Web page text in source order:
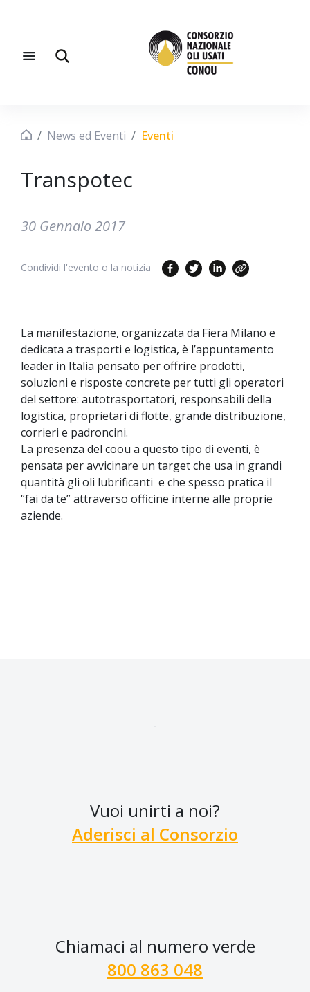
News ed Eventi Eventi
Transpotec
30 Gennaio 2017
Condividi l'evento o la notizia
La manifestazione, organizzata da Fiera Milano e
dedicata a trasporti e logistica, è l’appuntamento
leader in Italia pensato per offrire prodotti,
soluzioni e risposte concrete per tutti gli operatori
del settore: autotrasportatori, responsabili della
logistica, proprietari di flotte, grande distribuzione,
corrieri e padroncini.
La presenza del coou a questo tipo di eventi, è
pensata per avvicinare un target che usa in grandi
quantità gli oli lubrificanti e che spesso pratica il
“fai da te” attraverso officine interne alle proprie
aziende.
Vuoi unirti a noi?
Aderisci al Consorzio
Chiamaci al numero verde
800 863 048